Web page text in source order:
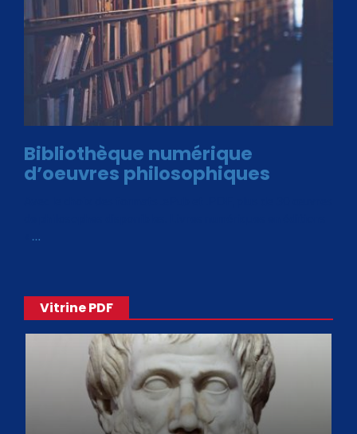
Bibliothèque numérique
d’oeuvres philosophiques
…
Vitrine PDF